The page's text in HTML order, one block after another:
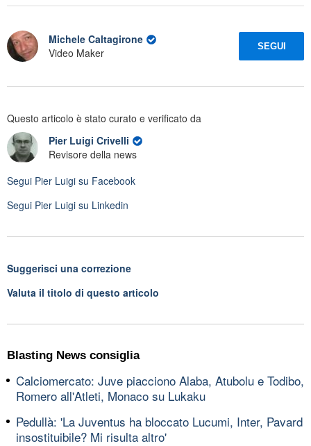
Michele Caltagirone
Video Maker
SEGUI
Questo articolo è stato curato e verificato da
Pier Luigi Crivelli
Revisore della news
Segui Pier Luigi su Facebook
Segui Pier Luigi su Linkedin
Suggerisci una correzione
Valuta il titolo di questo articolo
Blasting News consiglia
Calciomercato: Juve piacciono Alaba, Atubolu e Todibo,
Romero all'Atleti, Monaco su Lukaku
Pedullà: 'La Juventus ha bloccato Lucumi, Inter, Pavard
insostituibile? Mi risulta altro'